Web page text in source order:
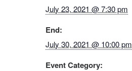
July 23, 2021 @ 7:30 pm
End:
July 30, 2021 @ 10:00 pm
Event Category: